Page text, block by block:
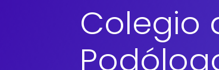
Colegio